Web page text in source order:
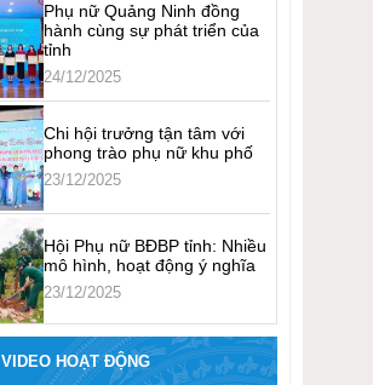
Phụ nữ Quảng Ninh đồng
hành cùng sự phát triển của
tỉnh
24/12/2025
Chi hội trưởng tận tâm với
phong trào phụ nữ khu phố
23/12/2025
Hội Phụ nữ BĐBP tỉnh: Nhiều
mô hình, hoạt động ý nghĩa
23/12/2025
VIDEO HOẠT ĐỘNG